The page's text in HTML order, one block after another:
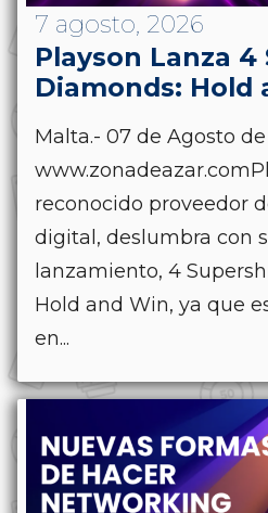
7 agosto, 2026
Playson Lanza
Diamonds: Hold
Malta.- 07 de Agosto
reconocido proveedor
digital, deslumbra con
lanzamiento, 4
Hold and Win, ya que
en...